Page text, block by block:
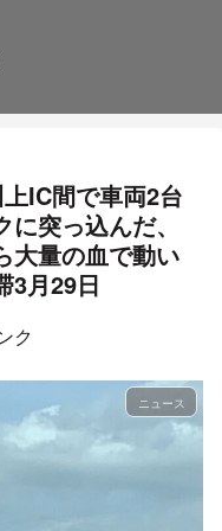
IC間で車両2台
突っ込んだ、
大量の血で動い
3月29日
ク